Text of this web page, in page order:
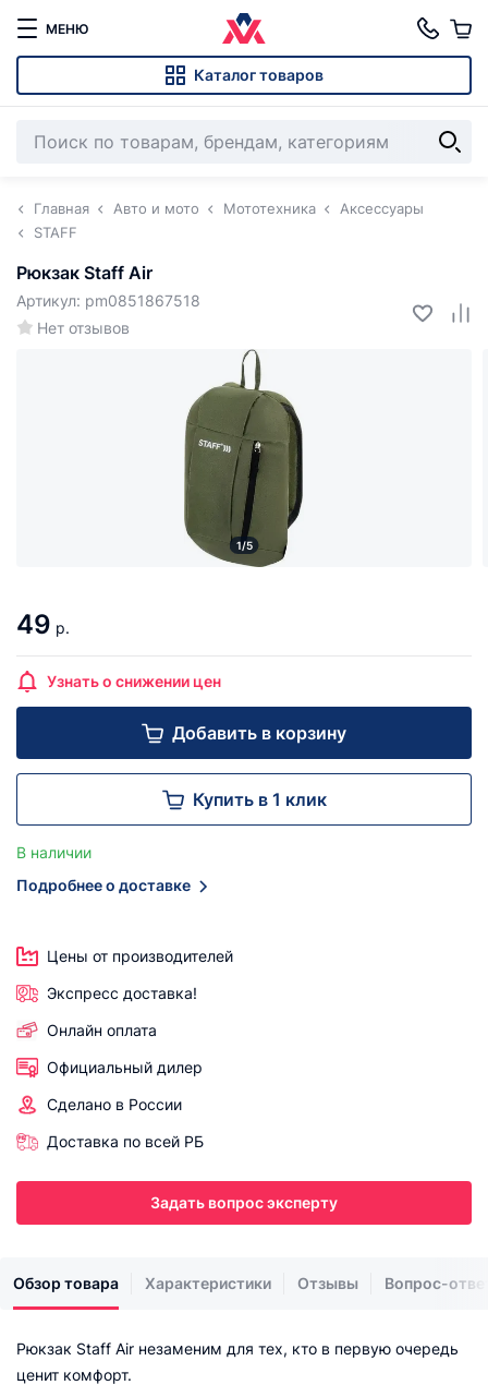
МЕНЮ
Каталог товаров
Главная Авто и мото Мототехника
Аксессуары
STAFF
Рюкзак Staff Air
Нет отзывов
Артикул: pm0851867518
1/5
49 р.
Узнать о снижении цен
Добавить в корзину
Купить в 1 клик
В наличии
Подробнее о доставке
Цены от производителей
Экспресс доставка!
Онлайн оплата
Официальный дилер
Сделано в России
Доставка по всей РБ
Задать вопрос эксперту
Обзор товара Характеристики Отзывы Вопрос-
Рюкзак Staff Air незаменим для тех, кто в первую очередь
ценит комфорт.